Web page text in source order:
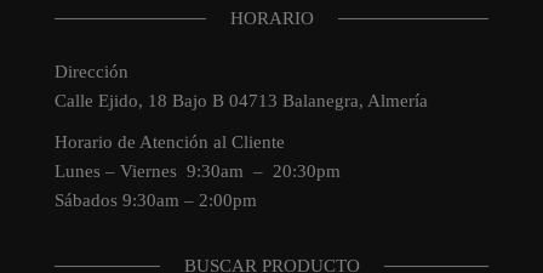
HORARIO
Dirección
Calle Ejido, 18 Bajo B 04713 Balanegra, Almería
Horario de Atención al Cliente
Lunes – Viernes 9:30am – 20:30pm
Sábados 9:30am – 2:00pm
BUSCAR PRODUCTO